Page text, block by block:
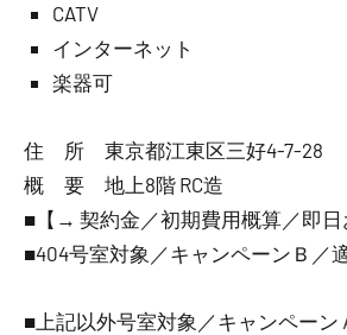
CATV
インターネット
楽器可
住 所 東京都江東区三好4-7-28
概 要 地上8階 RC造
■【→ 契約金／初期費用概算／即日
■404号室対象／キャンペーンＢ／
■上記以外号室対象／キャンペーン